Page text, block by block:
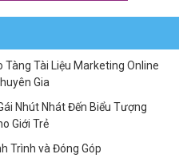
Tàng Tài Liệu Marketing Online
Gia
Nhút Nhát Đến Biểu Tượng
Giới Trẻ
Trình và Đóng Góp